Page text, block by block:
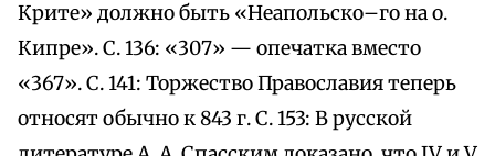
Крите» должно быть «Неапольско–го на о.
Кипре». С. 136: «307» — опечатка вместо
«367». С. 141: Торжество Православия теперь
относят обычно к 843 г. С. 153: В русской